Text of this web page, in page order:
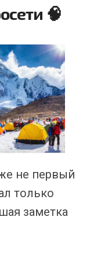
🧠
не первый
только
заметка